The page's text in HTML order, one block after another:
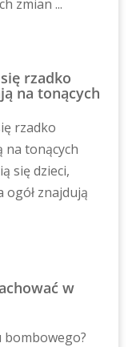
zmian ...
rzadko
na tonących
rzadko
na tonących
się dzieci,
ogół znajdują
w
bombowego?